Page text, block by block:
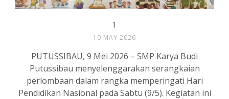
1
10 MAY 2026
PUTUSSIBAU, 9 Mei 2026 – SMP Karya Budi
Putussibau menyelenggarakan serangkaian
perlombaan dalam rangka memperingati Hari
Pendidikan Nasional pada Sabtu (9/5). Kegiatan ini